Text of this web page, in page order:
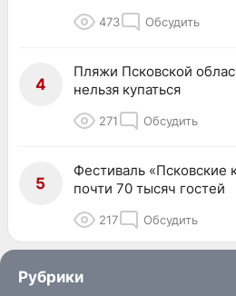
473 Обсудить
4
Пляжи Псковской
нельзя купаться
271 Обсудить
5
Фестиваль «Псковские
почти 70 тысяч гостей
217 Обсудить
Рубрики